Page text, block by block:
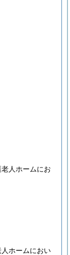
人ホームにお
ホームにおい